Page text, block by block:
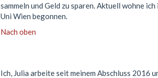
sammeln und Geld zu sparen. Aktuell wohne
Uni Wien begonnen.
Nach oben
Ich, Julia arbeite seit meinem Abschluss 2016